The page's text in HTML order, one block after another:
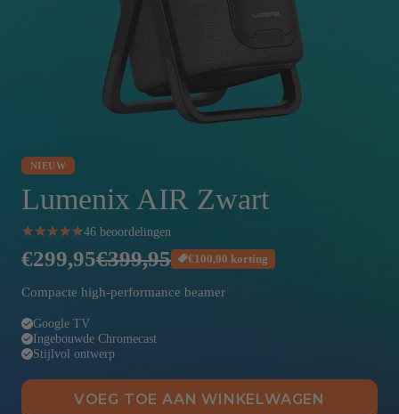
NIEUW
Lumenix AIR Zwart
★
★★
★★
★★
★★
★46 beoordelingen
€299,95€399,95 €100,00 korting
Compacte high-performance beamer
Google TV
Ingebouwde Chromecast
Stijlvol ontwerp
VOEG TOE AAN WINKELWAGEN